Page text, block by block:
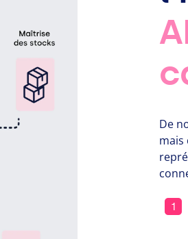
De
mais